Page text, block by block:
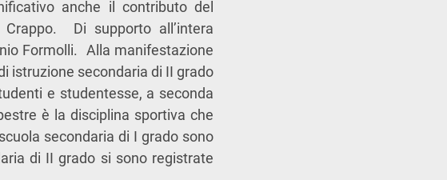
anche il contributo del
Crappo. Di supporto all’intera
Formolli. Alla manifestazione
istruzione secondaria di II grado
e studentesse, a seconda
è la disciplina sportiva che
secondaria di I grado sono
di II grado si sono registrate